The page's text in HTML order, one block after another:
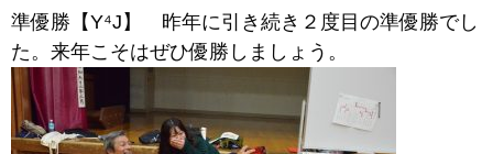
準優勝【Y⁴J】 昨年に引き続き２度目の準優勝でし
た。来年こそはぜひ優勝しましょう。